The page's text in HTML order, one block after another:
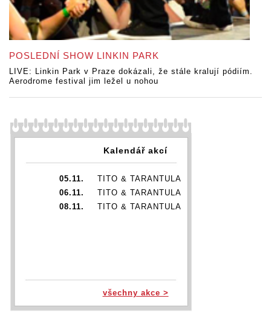
POSLEDNÍ SHOW LINKIN PARK
LIVE: Linkin Park v Praze dokázali, že stále kralují pódiím.
Aerodrome festival jim ležel u nohou
Kalendář akcí
05.11.
TITO & TARANTULA
06.11.
TITO & TARANTULA
08.11.
TITO & TARANTULA
všechny akce >